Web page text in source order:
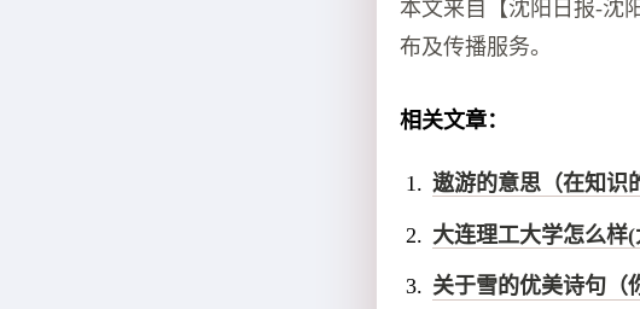
本文来自【沈阳日报-沈
布及传播服务。
相关文章：
遨游的意思（在知识
大连理工大学怎么样
关于雪的优美诗句（